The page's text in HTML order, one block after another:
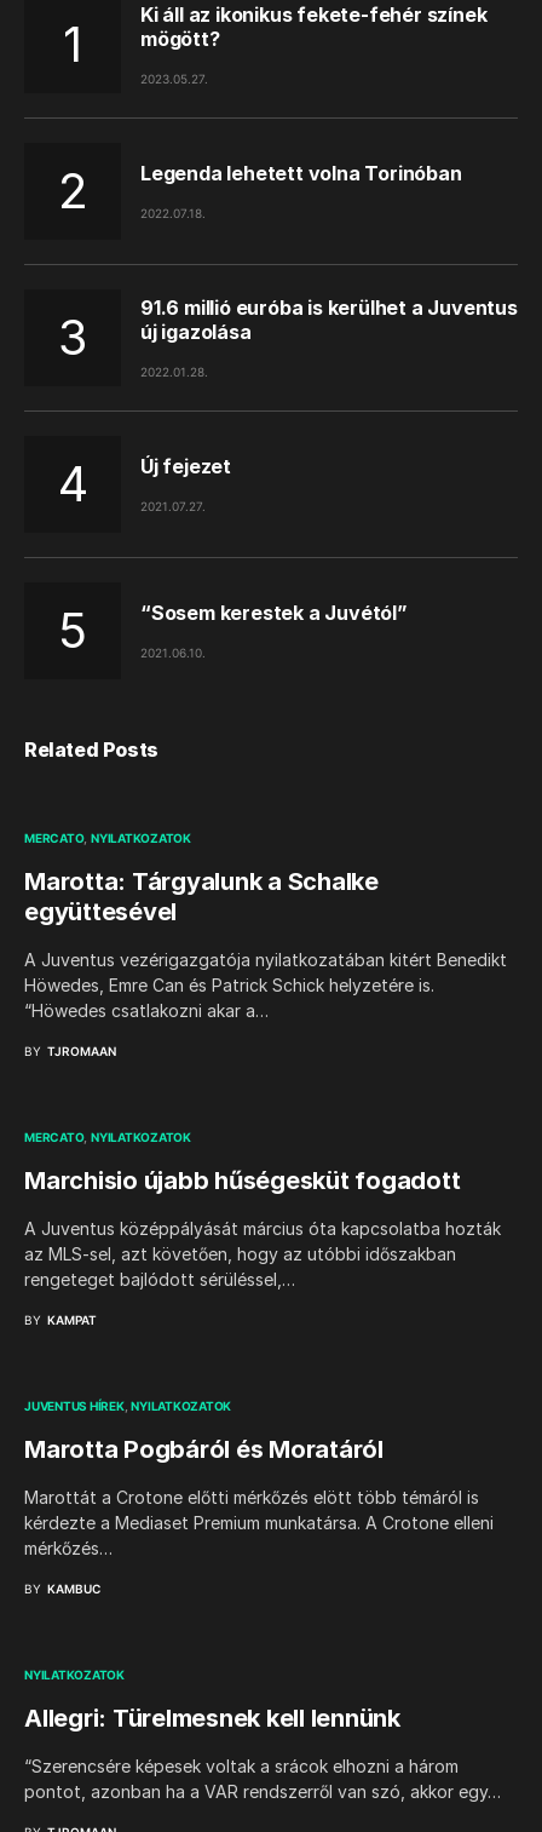
Ki áll az ikonikus fekete-fehér színek
mögött?
2023.05.27.
Legenda lehetett volna Torinóban
2022.07.18.
91.6 millió euróba is kerülhet a Juventus
új igazolása
2022.01.28.
Új fejezet
2021.07.27.
“Sosem kerestek a Juvétól”
2021.06.10.
Related Posts
MERCATO NYILATKOZATOK
Marotta: Tárgyalunk a Schalke
együttesével
A Juventus vezérigazgatója nyilatkozatában kitért Benedikt
Höwedes, Emre Can és Patrick Schick helyzetére is.
“Höwedes csatlakozni akar a…
BY TJROMAAN
MERCATO NYILATKOZATOK
Marchisio újabb hűségesküt fogadott
A Juventus középpályását március óta kapcsolatba hozták
az MLS-sel, azt követően, hogy az utóbbi időszakban
rengeteget bajlódott sérüléssel,…
BY KAMPAT
JUVENTUS HÍREK NYILATKOZATOK
Marotta Pogbáról és Moratáról
Marottát a Crotone előtti mérkőzés elött több témáról is
kérdezte a Mediaset Premium munkatársa. A Crotone elleni
mérkőzés…
BY KAMBUC
NYILATKOZATOK
Allegri: Türelmesnek kell lennünk
“Szerencsére képesek voltak a srácok elhozni a három
pontot, azonban ha a VAR rendszerről van szó, akkor egy…